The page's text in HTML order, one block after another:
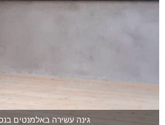
גינה עשירה באלמנטים